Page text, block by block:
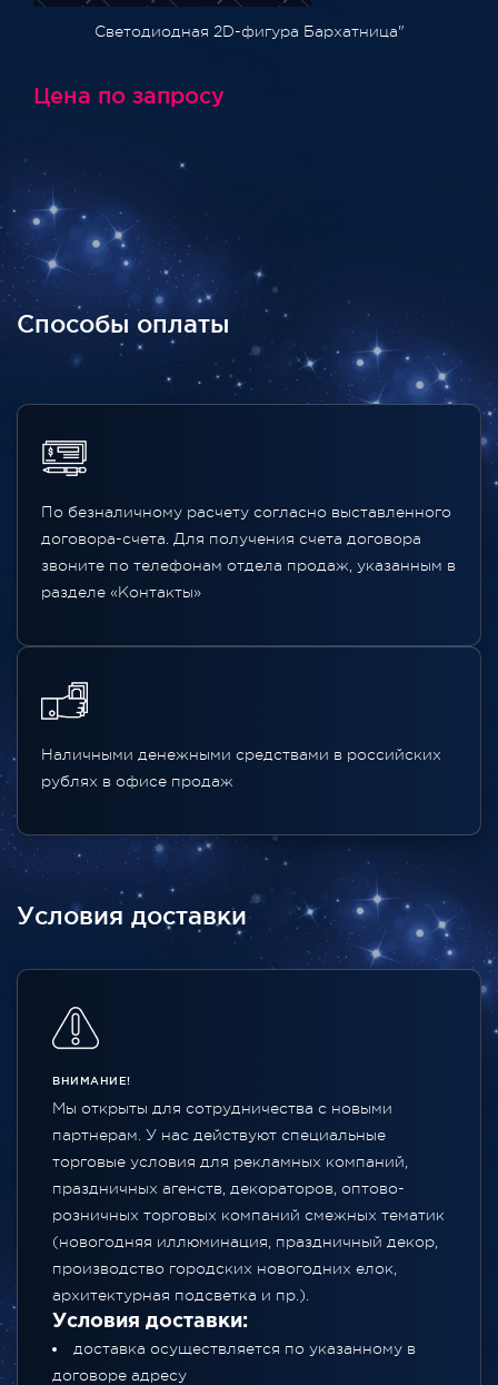
Светодиодная 2D-фигура Бархатница"
Цена по запросу
Способы оплаты
По безналичному расчету согласно выставленного
договора-счета. Для получения счета договора
звоните по телефонам отдела продаж, указанным в
разделе «Контакты»
Наличными денежными средствами в российских
рублях в офисе продаж
Условия доставки
ВНИМАНИЕ!
Мы открыты для сотрудничества с новыми
партнерам. У нас действуют специальные
торговые условия для рекламных компаний,
праздничных агенств, декораторов, оптово-
розничных торговых компаний смежных тематик
(новогодняя иллюминация, праздничный декор,
производство городских новогодних елок,
архитектурная подсветка и пр.).
Условия доставки:
доставка осуществляется по указанному в
договоре адресу